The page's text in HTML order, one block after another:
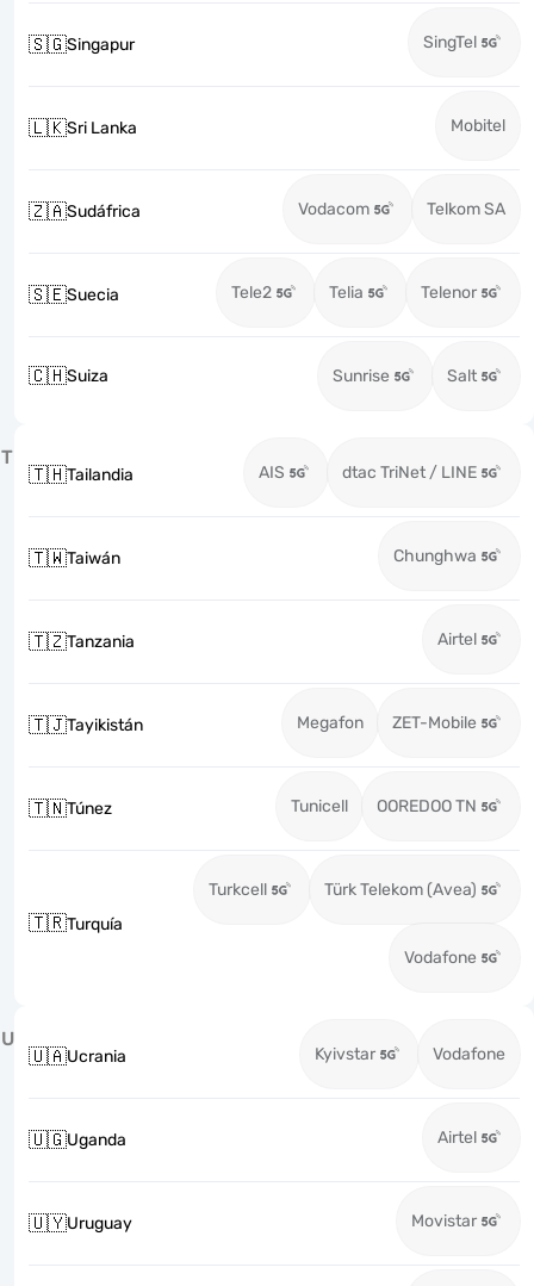
🇸🇬Singapur SingTel
🇱🇰Sri Lanka Mobitel
🇿🇦Sudáfrica Vodacom Telkom SA
🇸🇪Suecia Tele2 Telia Telenor
🇨🇭Suiza Sunrise Salt
T
🇹🇭Tailandia AIS dtac TriNet / LINE
🇹🇼Taiwán Chunghwa
🇹🇿Tanzania Airtel
🇹🇯Tayikistán Megafon ZET-Mobile
🇹🇳Túnez Tunicell OOREDOO TN
🇹🇷Turquía
Turkcell Türk Telekom (Avea)
Vodafone
U
🇺🇦Ucrania Kyivstar Vodafone
🇺🇬Uganda Airtel
🇺🇾Uruguay Movistar